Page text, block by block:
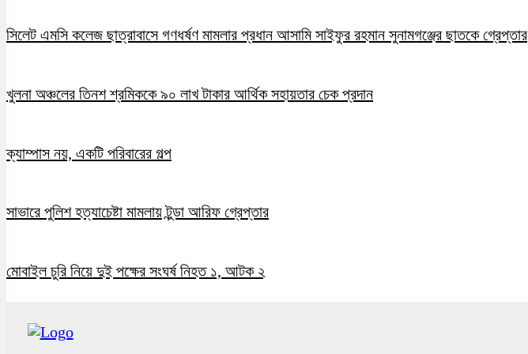
সিলেট এমসি কলেজ ছাত্রাবাসে গণধর্ষণ মামলার প্রধান আসামি সাইফুর রহমান সুনামগঞ্জের ছাতকে গ্রেপ্তার
খুলনা অঞ্চলের তিনশ শ্রমিককে ৯০ লাখ টাকার আর্থিক সহায়তার চেক প্রদান
ক্যাম্পাস নয়, একটি পরিবারের গল্প
সাভারে পুলিশ হত্যাচেষ্টা মামলায় টুন্ডা আরিফ গ্রেপ্তার
মোবাইল চুরি নিয়ে দুই পক্ষের সংঘর্ষ নিহত ১, আটক ২